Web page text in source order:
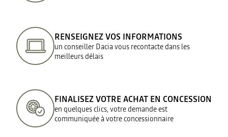
RENSEIGNEZ VOS INFORMATIONS
un conseiller Dacia vous recontacte dans les
meilleurs délais
FINALISEZ VOTRE ACHAT EN CONCESSION
en quelques clics, votre demande est
communiquée à votre concessionnaire